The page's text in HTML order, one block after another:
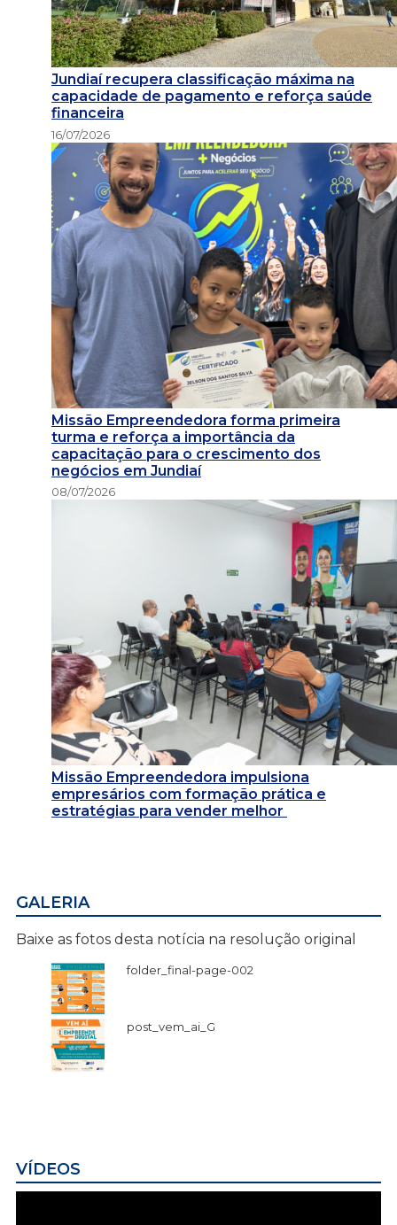
Jundiaí recupera classificação máxima na
capacidade de pagamento e reforça saúde
financeira
16/07/2026
Missão Empreendedora forma primeira
turma e reforça a importância da
capacitação para o crescimento dos
negócios em Jundiaí
08/07/2026
Missão Empreendedora impulsiona
empresários com formação prática e
estratégias para vender melhor
GALERIA
Baixe as fotos desta notícia na resolução original
folder_final-page-002
post_vem_ai_G
VÍDEOS